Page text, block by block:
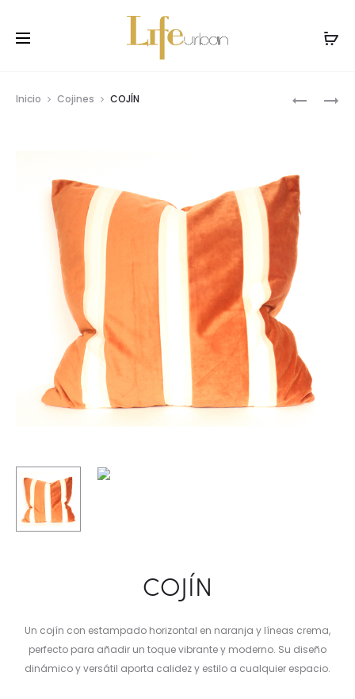
COJÍN
COJÍN
Inicio Cojines COJÍN
COJÍN
Un cojín con estampado horizontal en naranja y líneas crema,
perfecto para añadir un toque vibrante y moderno. Su diseño
dinámico y versátil aporta calidez y estilo a cualquier espacio.